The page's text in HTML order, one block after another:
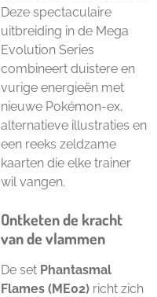
Deze spectaculaire
uitbreiding in de Mega
Evolution Series
combineert duistere en
vurige energieën met
nieuwe Pokémon-ex,
alternatieve illustraties en
een reeks zeldzame
kaarten die elke trainer
wil vangen.
Ontketen de kracht
van de vlammen
De set Phantasmal
Flames (ME02) richt zich